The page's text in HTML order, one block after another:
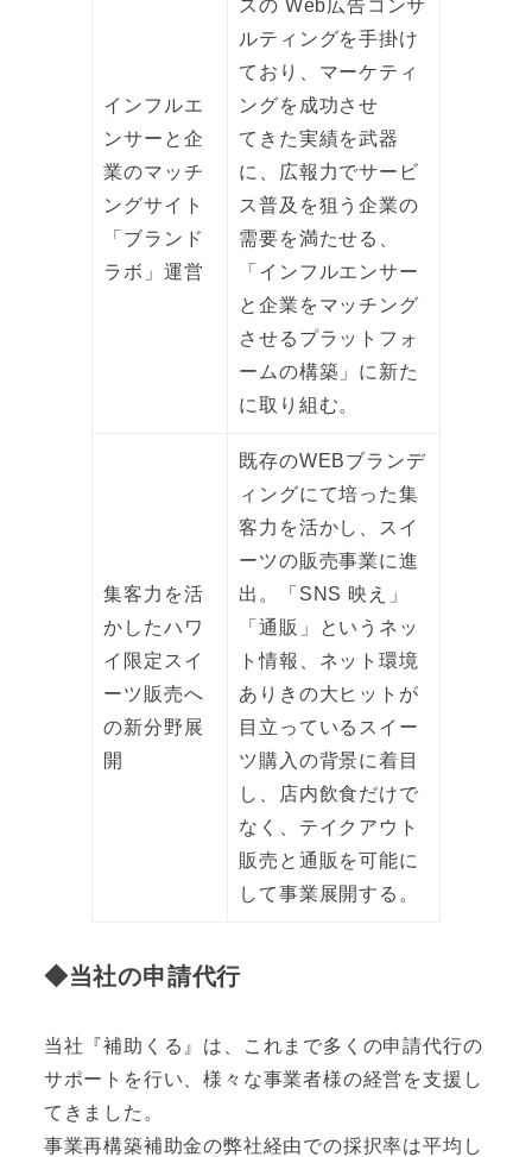
インフルエ
ンサーと企
業のマッチ
ングサイト
「ブランド
ラボ」運営
スの Web広告コンサ
ルティングを手掛け
ており、マーケティ
ングを成功させ
てきた実績を武器
に、広報力でサービ
ス普及を狙う企業の
需要を満たせる、
「インフルエンサー
と企業をマッチング
させるプラットフォ
ームの構築」に新た
に取り組む。
集客力を活
かしたハワ
イ限定スイ
ーツ販売へ
の新分野展
開
既存のWEBブランデ
ィングにて培った集
客力を活かし、スイ
ーツの販売事業に進
出。「SNS 映え」
「通販」というネッ
ト情報、ネット環境
ありきの大ヒットが
目立っているスイー
ツ購入の背景に着目
し、店内飲食だけで
なく、テイクアウト
販売と通販を可能に
して事業展開する。
◆当社の申請代行
当社『補助くる』は、これまで多くの申請代行の
サポートを行い、様々な事業者様の経営を支援し
てきました。
事業再構築補助金の弊社経由での採択率は平均し